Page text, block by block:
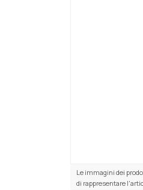
Le immagini dei
di rappresentare